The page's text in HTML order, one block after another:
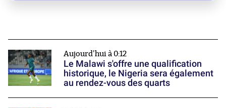
Aujourd'hui à 0:12
Le Malawi s'offre une qualification
historique, le Nigeria sera également
au rendez-vous des quarts